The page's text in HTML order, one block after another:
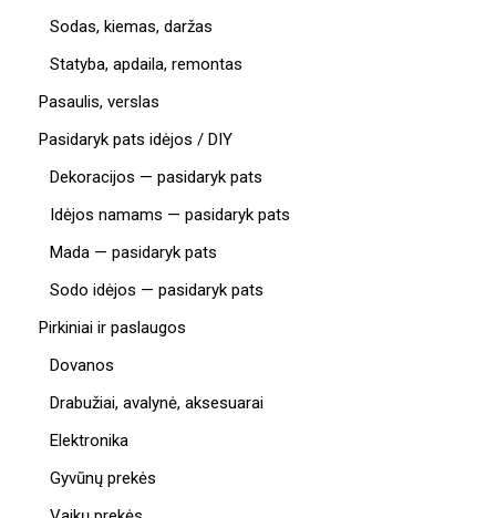
Sodas, kiemas, daržas
Statyba, apdaila, remontas
Pasaulis, verslas
Pasidaryk pats idėjos / DIY
Dekoracijos — pasidaryk pats
Idėjos namams — pasidaryk pats
Mada — pasidaryk pats
Sodo idėjos — pasidaryk pats
Pirkiniai ir paslaugos
Dovanos
Drabužiai, avalynė, aksesuarai
Elektronika
Gyvūnų prekės